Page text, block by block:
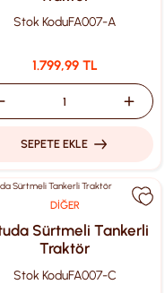
Stok KoduFA007-A
1.799,99 TL
SEPETE EKLE
DİĞER
Sürtmeli Tankerli
Traktör
Stok KoduFA007-C